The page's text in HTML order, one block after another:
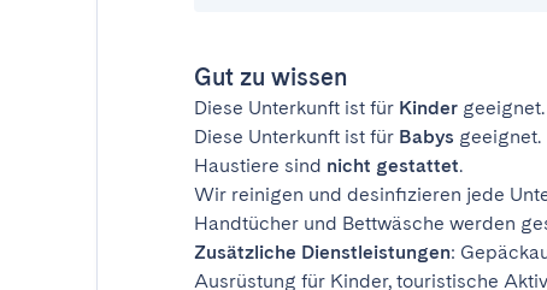
Gut zu wissen
Diese Unterkunft ist für Kinder geeignet.
Diese Unterkunft ist für Babys geeignet.
Haustiere sind nicht gestattet.
Wir reinigen und desinfizieren jede
Handtücher und Bettwäsche werden
Zusätzliche Dienstleistungen:
Ausrüstung für Kinder, touristische